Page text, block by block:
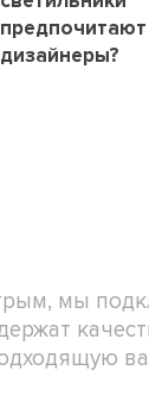
предпочитают
дизайнеры?
мы